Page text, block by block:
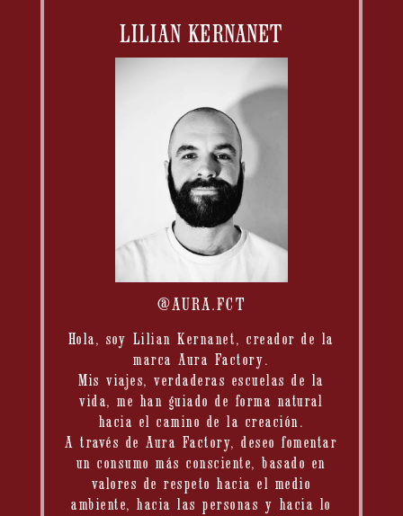
LILIAN KERNANET
@AURA.FCT
Hola, soy Lilian Kernanet, creador de la
marca Aura Factory.
Mis viajes, verdaderas escuelas de la
vida, me han guiado de forma natural
hacia el camino de la creación.
A través de Aura Factory, deseo fomentar
un consumo más consciente, basado en
valores de respeto hacia el medio
ambiente, hacia las personas y hacia lo